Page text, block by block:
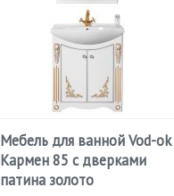
Мебель для ванной Vod-ok
Кармен 85 с дверками
патина золото